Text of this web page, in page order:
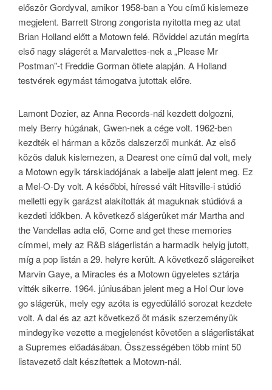
először Gordyval, amikor 1958-ban a You című kislemeze
megjelent. Barrett Strong zongorista nyitotta meg az utat
Brian Holland előtt a Motown felé. Röviddel azután megírta
első nagy slágerét a Marvalettes-nek a „Please Mr
Postman"-t Freddie Gorman ötlete alapján. A Holland
testvérek egymást támogatva jutottak előre.
Lamont Dozier, az Anna Records-nál kezdett dolgozni,
mely Berry húgának, Gwen-nek a cége volt. 1962-ben
kezdték el hárman a közös dalszerzői munkát. Az első
közös daluk kislemezen, a Dearest one című dal volt, mely
a Motown egyik társkiadójának a labelje alatt jelent meg. Ez
a Mel-O-Dy volt. A későbbi, híressé vált Hitsville-i stúdió
melletti egyik garázst alakították át maguknak stúdióvá a
kezdeti időkben. A következő slágerüket már Martha and
the Vandellas adta elő, Come and get these memories
címmel, mely az R&B slágerlistán a harmadik helyig jutott,
míg a pop listán a 29. helyre került. A következő slágereiket
Marvin Gaye, a Miracles és a Motown ügyeletes sztárja
vitték sikerre. 1964. júniusában jelent meg a Hol Our love
go slágerük, mely egy azóta is egyedülálló sorozat kezdete
volt. A dal és az azt következő öt másik szerzeményük
mindegyike vezette a megjelenést követően a slágerlistákat
a Supremes előadásában. Összességében több mint 50
listavezető dalt készítettek a Motown-nál.